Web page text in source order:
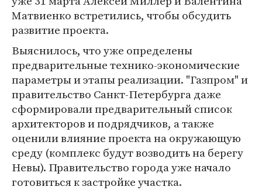
Матвиенко встретились, чтобы обсудить
развитие проекта.
Выяснилось, что уже определены
предварительные технико-экономические
параметры и этапы реализации. "Газпром" и
правительство Санкт-Петербурга даже
сформировали предварительный список
архитекторов и подрядчиков, а также
оценили влияние проекта на окружающую
среду (комплекс будут возводить на берегу
Невы). Правительство города уже начало
готовиться к застройке участка.